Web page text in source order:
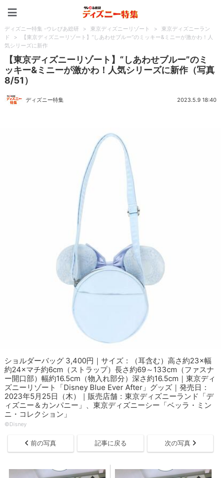
ディズニー特集 -ウレぴあ総研 > 東京ディズニーリゾート >
東京ディズニーラン
ド
>
【東京ディズニーリゾート】“しあわせブルー”のミッキー&ミニーが激かわ！人
気シリーズに新作
【東京ディズニーリゾート】“しあわせブルー”のミ
ッキー&ミニーが激かわ！人気シリーズに新作（写真
8/51）
ディズニー特集 2023.5.9 18:40
ショルダーバッグ 3,400円｜サイズ：（耳含む）高さ約23×幅
約24×マチ約6cm（ストラップ）長さ約69～133cm（ファスナ
ー開口部）幅約16.5cm（物入れ部分）深さ約16.5cm｜東京ディ
ズニーリゾート「Disney Blue Ever After」グッズ｜発売日：
2023年5月25日（木）｜販売店舗：東京ディズニーランド「デ
ィズニー＆カンパニー」、東京ディズニーシー「ベッラ・ミン
ニ・コレクション」
©︎Disney
前の写真 記事に戻る 次の写真